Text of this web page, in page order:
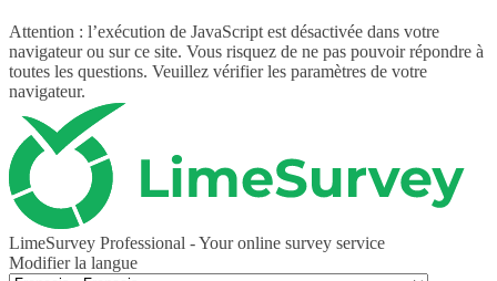
Attention : l’exécution de JavaScript est désactivée dans votre
navigateur ou sur ce site. Vous risquez de ne pas pouvoir répondre à
toutes les questions. Veuillez vérifier les paramètres de votre
navigateur.
LimeSurvey Professional - Your online survey service
Modifier la langue